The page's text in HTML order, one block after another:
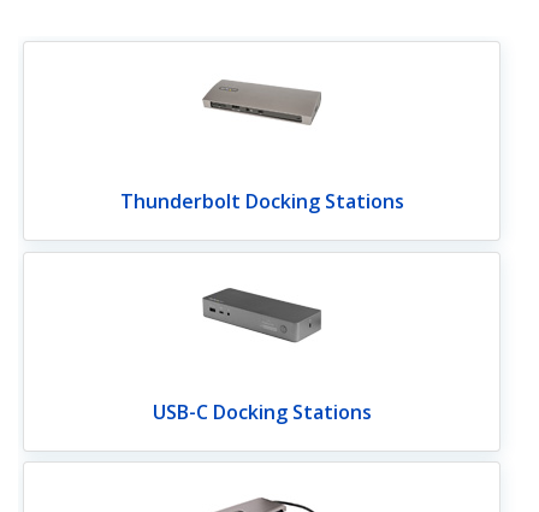
Thunderbolt Docking Stations
USB-C Docking Stations